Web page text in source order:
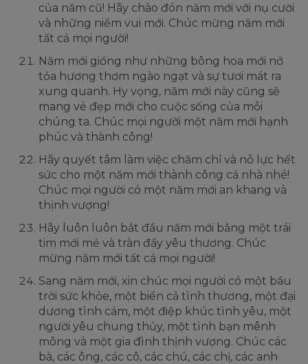
của năm cũ! Hãy chào đón năm mới với nụ cười
và những niềm vui mới. Chúc mừng năm mới
tất cả mọi người!
Năm mới giống như những bông hoa mới nở
tỏa hương thơm ngào ngạt và sự tươi mát ra
xung quanh. Hy vọng, năm mới này cũng sẽ
mang vẻ đẹp mới cho cuộc sống của mỗi
chúng ta. Chúc mọi người một năm mới hạnh
phúc và thành công!
Hãy quyết tâm làm việc chăm chỉ và nỗ lực hết
sức cho một năm mới thành công cả nhà nhé!
Chúc mọi người có một năm mới an khang và
thịnh vượng!
Hãy luôn luôn bắt đầu năm mới bằng một trái
tim mới mẻ và tràn đầy yêu thương. Chúc
mừng năm mới tất cả mọi người!
Sang năm mới, xin chúc mọi người có một bầu
trời sức khỏe, một biển cả tình thương, một đại
dương tình cảm, một điệp khúc tình yêu, một
người yêu chung thủy, một tình bạn mênh
mông và một gia đình thịnh vượng. Chúc các
bà, các ông, các cô, các chú, các chị, các anh